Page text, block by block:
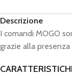
Descrizione
I comandi MOGO
grazie alla